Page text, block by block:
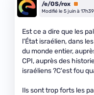
/e/OS/rox Premium
Modifié le 5 juin à 17h39
Est ce a dire que les
l'État israélien, dans
du monde entier,
CPI, auprès des
israéliens ?C'est fou
Ils sont trop forts les